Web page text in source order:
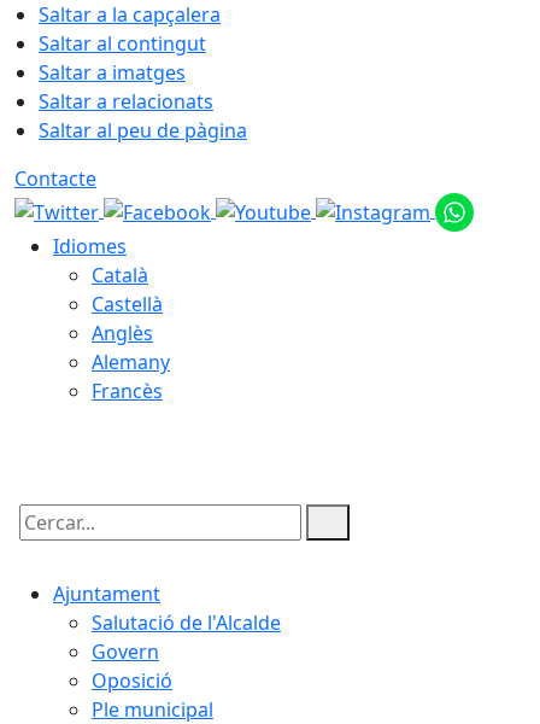
Saltar a la capçalera
Saltar al contingut
Saltar a imatges
Saltar a relacionats
Saltar al peu de pàgina
Contacte
Idiomes
Català
Castellà
Anglès
Alemany
Francès
Cercar:
Ajuntament
Salutació de l'Alcalde
Govern
Oposició
Ple municipal